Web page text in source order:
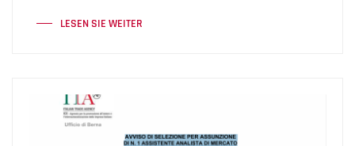
LESEN SIE WEITER